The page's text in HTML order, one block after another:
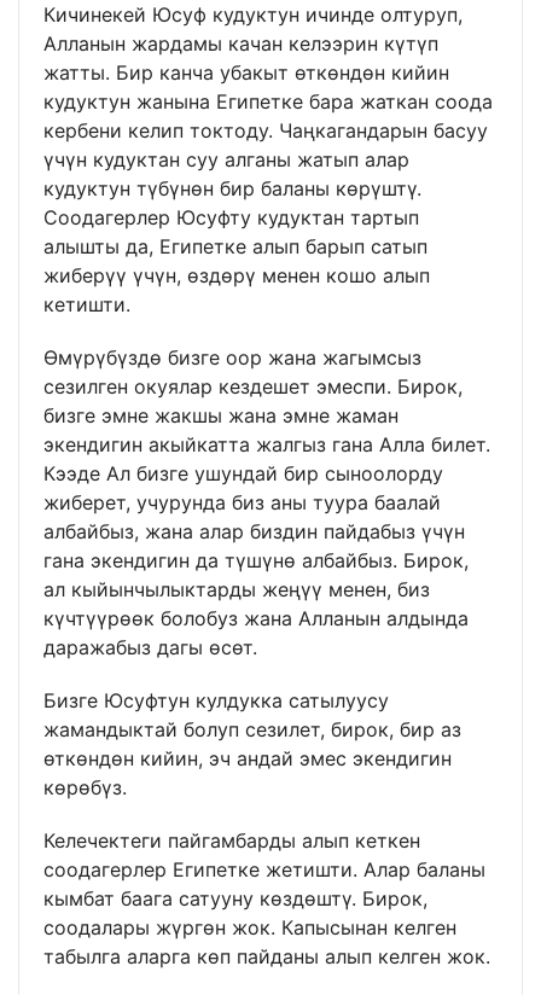
Кичинекей Юсуф кудуктун ичинде олтуруп,
Алланын жардамы качан келээрин күтүп
жатты. Бир канча убакыт өткөндөн кийин
кудуктун жанына Египетке бара жаткан соода
кербени келип токтоду. Чаңкагандарын басуу
үчүн кудуктан суу алганы жатып алар
кудуктун түбүнөн бир баланы көрүштү.
Соодагерлер Юсуфту кудуктан тартып
алышты да, Египетке алып барып сатып
жиберүү үчүн, өздөрү менен кошо алып
кетишти.
Өмүрүбүздө бизге оор жана жагымсыз
сезилген окуялар кездешет эмеспи. Бирок,
бизге эмне жакшы жана эмне жаман
экендигин акыйкатта жалгыз гана Алла билет.
Кээде Ал бизге ушундай бир сыноолорду
жиберет, учурунда биз аны туура баалай
албайбыз, жана алар биздин пайдабыз үчүн
гана экендигин да түшүнө албайбыз. Бирок,
ал кыйынчылыктарды жеңүү менен, биз
күчтүүрөөк болобуз жана Алланын алдында
даражабыз дагы өсөт.
Бизге Юсуфтун кулдукка сатылуусу
жамандыктай болуп сезилет, бирок, бир аз
өткөндөн кийин, эч андай эмес экендигин
көрөбүз.
Келечектеги пайгамбарды алып кеткен
соодагерлер Египетке жетишти. Алар баланы
кымбат баага сатууну көздөштү. Бирок,
соодалары жүргөн жок. Капысынан келген
табылга аларга көп пайданы алып келген жок.